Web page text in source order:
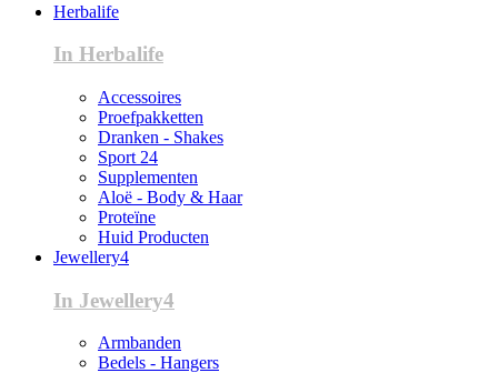
Herbalife
In Herbalife
Accessoires
Proefpakketten
Dranken - Shakes
Sport 24
Supplementen
Aloë - Body & Haar
Proteïne
Huid Producten
Jewellery4
In Jewellery4
Armbanden
Bedels - Hangers